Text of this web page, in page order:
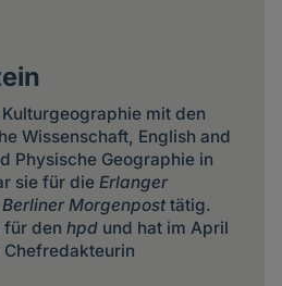
mit den
Wissenschaft, English and
Physische Geographie in
sie für die Erlanger
Berliner Morgenposttätig.
für den hpdund hat im April
Chefredakteurin